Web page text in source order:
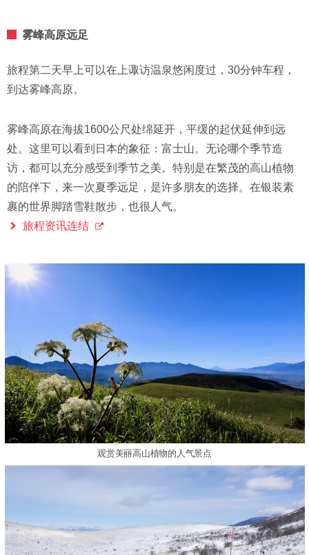
雾峰高原远足
旅程第二天早上可以在上诹访温泉悠闲度过，30分钟车程，
到达雾峰高原。
雾峰高原在海拔1600公尺处绵延开，平缓的起伏延伸到远
处。这里可以看到日本的象征：富士山。无论哪个季节造
访，都可以充分感受到季节之美。特别是在繁茂的高山植物
的陪伴下，来一次夏季远足，是许多朋友的选择。在银装素
裹的世界脚踏雪鞋散步，也很人气。
旅程资讯连结
观赏美丽高山植物的人气景点